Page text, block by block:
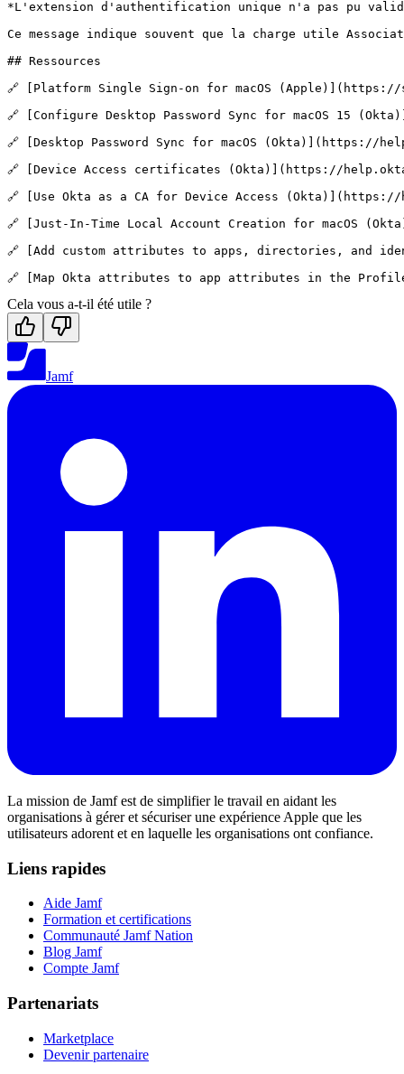
*L'extension d'authentification unique n'a pas pu
Ce message indique souvent que la charge utile
## Ressources
🔗 [Platform Single Sign-on for macOS (Apple)](https://
🔗 [Configure Desktop Password Sync for macOS 15
🔗 [Desktop Password Sync for macOS (Okta)](https://
🔗 [Device Access certificates (Okta)](https://
🔗 [Use Okta as a CA for Device Access
🔗 [Just-In-Time Local Account Creation for macOS
🔗 [Add custom attributes to apps, directories, and
Cela vous a-t-il été utile ?
Jamf
La mission de Jamf est de simplifier le travail en aidant les
organisations à gérer et sécuriser une expérience Apple que les
utilisateurs adorent et en laquelle les organisations ont confiance.
Liens rapides
Aide Jamf
Formation et certifications
Communauté Jamf Nation
Blog Jamf
Compte Jamf
Partenariats
Marketplace
Devenir partenaire